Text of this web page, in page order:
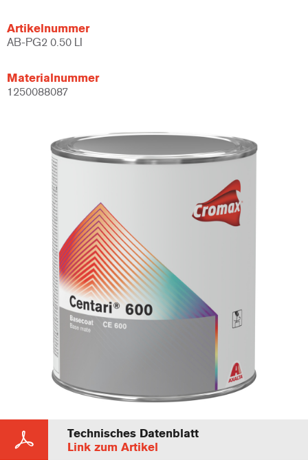
Artikelnummer
AB-PG2 0.50 LI
Materialnummer
1250088087
Technisches Datenblatt
Link zum Artikel